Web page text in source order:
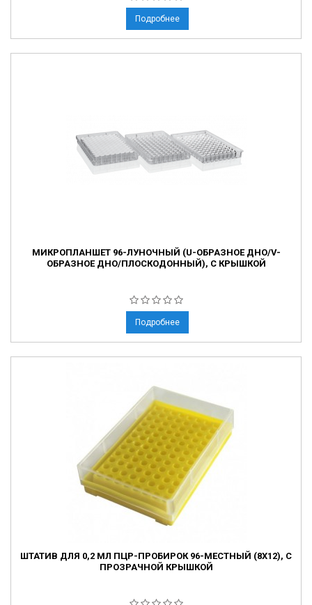
Подробнее
МИКРОПЛАНШЕТ 96-ЛУНОЧНЫЙ (U-ОБРАЗНОЕ ДНО/V-
ОБРАЗНОЕ ДНО/ПЛОСКОДОННЫЙ), С КРЫШКОЙ
Подробнее
ШТАТИВ ДЛЯ 0,2 МЛ ПЦР-ПРОБИРОК 96-МЕСТНЫЙ (8X12), С
ПРОЗРАЧНОЙ КРЫШКОЙ